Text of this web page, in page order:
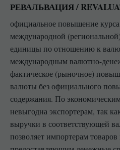
РЕВАЛЬВАЦИЯ /
официальное повышение
международной
единицы по отношению к
международным валютно-
фактическое (рыночное)
валюты без официального
содержания. По
невыгодна экспортерам, так
выручки в соответствующей
позволяет импортерам